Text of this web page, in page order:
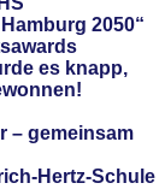
2050“
es knapp,
– gemeinsam
Hertz-Schule